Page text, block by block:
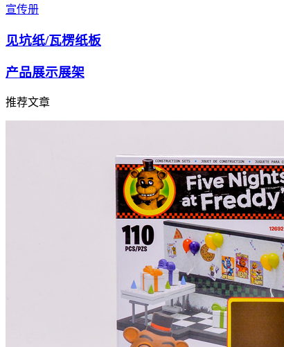
宣传册
见坑纸/瓦楞纸板
产品展示展架
推荐文章